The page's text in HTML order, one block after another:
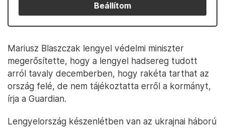
Beállítom
Mariusz Blaszczak lengyel védelmi miniszter
megerősítette, hogy a lengyel hadsereg tudott
arról tavaly decemberben, hogy rakéta tarthat az
ország felé, de nem tájékoztatta erről a kormányt,
írja a Guardian.
Lengyelország készenlétben van az ukrajnai háború